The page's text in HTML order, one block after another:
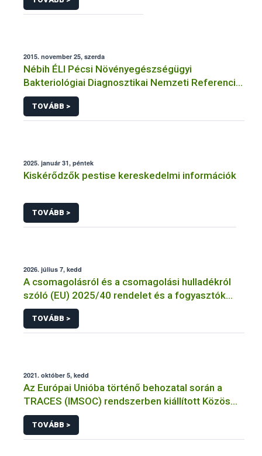
2015. november 25, szerda
Nébih ÉLI Pécsi Növényegészségügyi
Bakteriológiai Diagnosztikai Nemzeti Referencia
Laboratórium
TOVÁBB >
2025. január 31, péntek
Kiskérődzők pestise kereskedelmi információk
TOVÁBB >
2026. július 7, kedd
A csomagolásról és a csomagolási hulladékról
szóló (EU) 2025/40 rendelet és a fogyasztók
élelmiszerekkel kapcsolatos tájékoztatásáról
szóló 1169/2011/EU rendelet jelölési
kötelezettségeinek összehangolásáról szóló
TOVÁBB >
2021. október 5, kedd
Az Európai Unióba történő behozatal során a
TRACES (IMSOC) rendszerben kiállított Közös
Egészségügyi Beléptetési Okmány: KEBO-D
(angolul: CHEDD) használata
TOVÁBB >